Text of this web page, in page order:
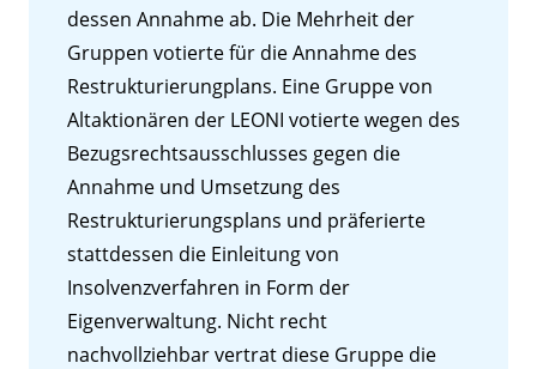
dessen Annahme ab. Die Mehrheit der
Gruppen votierte für die Annahme des
Restrukturierungplans. Eine Gruppe von
Altaktionären der LEONI votierte wegen des
Bezugsrechtsausschlusses gegen die
Annahme und Umsetzung des
Restrukturierungsplans und präferierte
stattdessen die Einleitung von
Insolvenzverfahren in Form der
Eigenverwaltung. Nicht recht
nachvollziehbar vertrat diese Gruppe die